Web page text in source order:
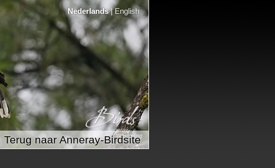
Nederlands|English
Terug naar Anneray-Birdsite